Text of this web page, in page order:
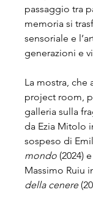
passaggio tra
memoria si
sensoriale e
generazioni e
La mostra, che
project room,
galleria sulla
da Ezia Mitolo
sospeso di
mondo (2024)
Massimo Ruiu
della cenere